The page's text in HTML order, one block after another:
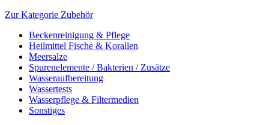
Zur Kategorie Zubehör
Beckenreinigung & Pflege
Heilmittel Fische & Korallen
Meersalze
Spurenelemente / Bakterien / Zusätze
Wasseraufbereitung
Wassertests
Wasserpflege & Filtermedien
Sonstiges